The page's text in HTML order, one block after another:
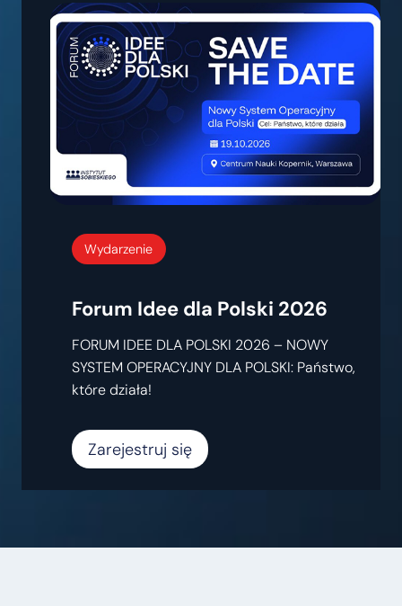
Wydarzenie
Forum Idee dla Polski 2026
FORUM IDEE DLA POLSKI 2026 – NOWY
SYSTEM OPERACYJNY DLA POLSKI: Państwo,
które działa!
Zarejestruj się